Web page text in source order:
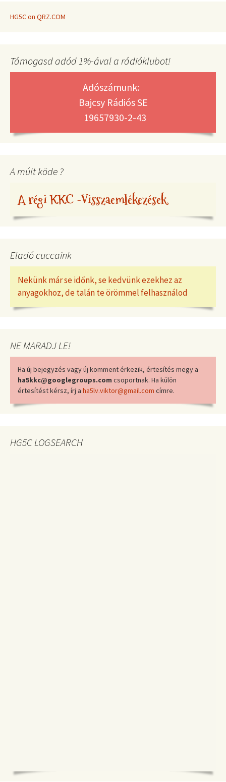
HG5C on QRZ.COM
Támogasd adód 1%-ával a rádióklubot!
Adószámunk:
Bajcsy Rádiós SE
19657930-2-43
A múlt köde ?
A régi KKC -Visszaemlékezések
Eladó cuccaink
Nekünk már se időnk, se kedvünk ezekhez az
anyagokhoz, de talán te örömmel felhasználod
NE MARADJ LE!
Ha új bejegyzés vagy új komment érkezik, értesítés megy a
ha5kkc@googlegroups.com csoportnak. Ha külön
értesítést kérsz, írj a ha5lv.viktor@gmail.com címre.
HG5C LOGSEARCH